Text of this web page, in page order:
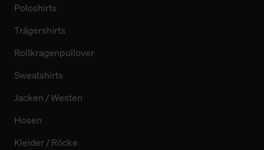
Poloshirts
Trägershirts
Rollkragenpullover
Sweatshirts
Jacken / Westen
Hosen
Kleider / Röcke